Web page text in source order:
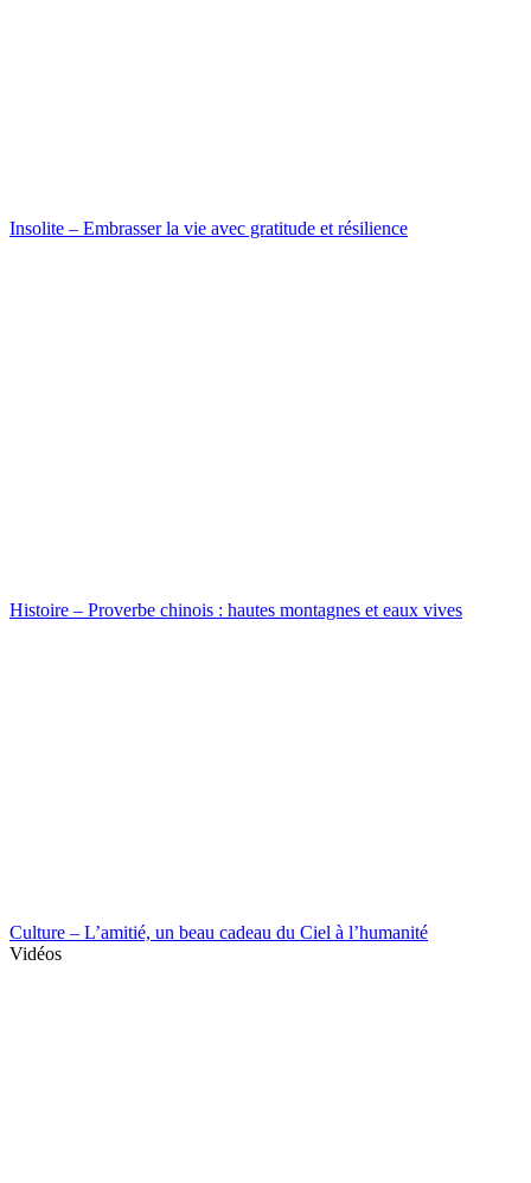
Insolite – Embrasser la vie avec gratitude et résilience
Histoire – Proverbe chinois : hautes montagnes et eaux vives
Culture – L’amitié, un beau cadeau du Ciel à l’humanité
Vidéos